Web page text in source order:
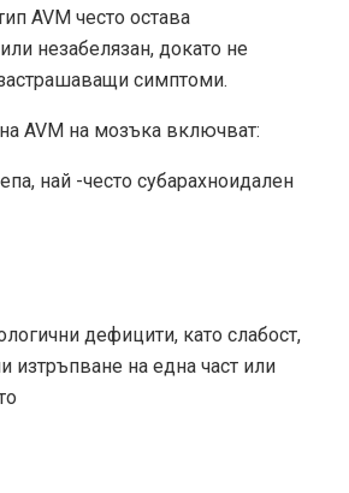
AVM често остава
незабелязан, докато не
симптоми.
AVM на мозъка включват:
най -често субарахноидален
дефицити, като слабост,
изтръпване на една част или